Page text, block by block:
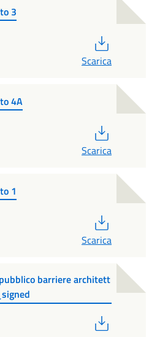
3
Scarica
4A
Scarica
1
Scarica
barriere architett